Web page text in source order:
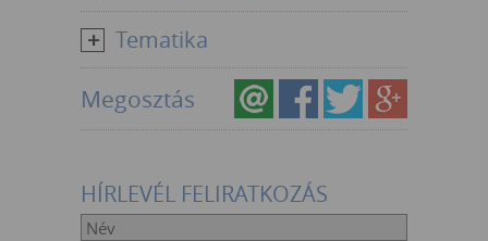
Tematika
Megosztás
HÍRLEVÉL FELIRATKOZÁS